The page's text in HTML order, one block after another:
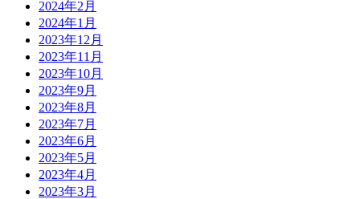
2024年2月
2024年1月
2023年12月
2023年11月
2023年10月
2023年9月
2023年8月
2023年7月
2023年6月
2023年5月
2023年4月
2023年3月